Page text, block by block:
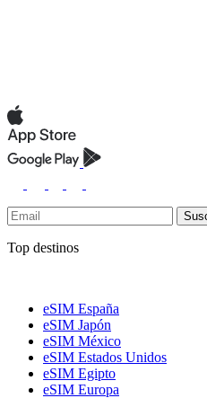
Top destinos
eSIM España
eSIM Japón
eSIM México
eSIM Estados Unidos
eSIM Egipto
eSIM Europa